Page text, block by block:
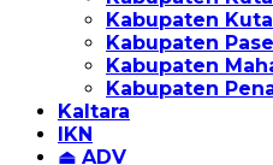
Kabupaten
Kabupaten
Kabupaten
Kabupaten
Kaltara
IKN
⏏ ADV